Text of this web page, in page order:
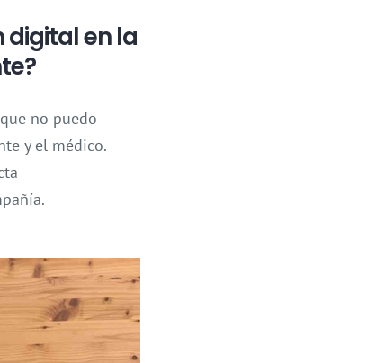
en la
no puedo
y el médico.